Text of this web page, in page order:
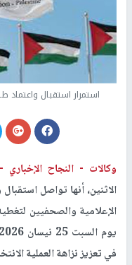
استمرار استقبال واعتماد
وكالات - النجاح
الاثنين، أنها تواصل
في تعزيز نزاهة العملية